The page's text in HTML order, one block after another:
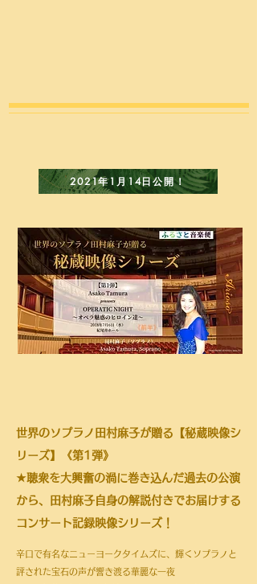
2021年1月14日公開！
世界のソプラノ田村麻子が贈る【秘蔵映像シ
リーズ】《第1弾》
★聴衆を大興奮の渦に巻き込んだ過去の公演
から、田村麻子自身の解説付きでお届けする
コンサート記録映像シリーズ！
辛口で有名なニューヨークタイムズに、輝くソプラノと
評された宝石の声が響き渡る華麗な一夜